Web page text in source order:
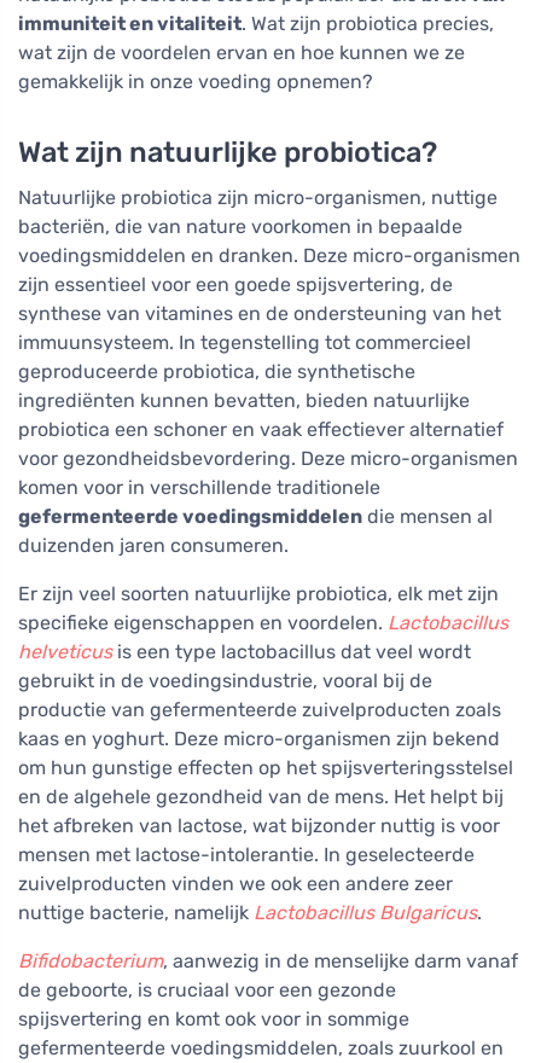
immuniteit en vitaliteit. Wat zijn probiotica precies,
wat zijn de voordelen ervan en hoe kunnen we ze
gemakkelijk in onze voeding opnemen?
Wat zijn natuurlijke probiotica?
Natuurlijke probiotica zijn micro-organismen, nuttige
bacteriën, die van nature voorkomen in bepaalde
voedingsmiddelen en dranken. Deze micro-organismen
zijn essentieel voor een goede spijsvertering, de
synthese van vitamines en de ondersteuning van het
immuunsysteem. In tegenstelling tot commercieel
geproduceerde probiotica, die synthetische
ingrediënten kunnen bevatten, bieden natuurlijke
probiotica een schoner en vaak effectiever alternatief
voor gezondheidsbevordering. Deze micro-organismen
komen voor in verschillende traditionele
gefermenteerde voedingsmiddelen die mensen al
duizenden jaren consumeren.
Er zijn veel soorten natuurlijke probiotica, elk met zijn
specifieke eigenschappen en voordelen. Lactobacillus
helveticusis een type lactobacillus dat veel wordt
gebruikt in de voedingsindustrie, vooral bij de
productie van gefermenteerde zuivelproducten zoals
kaas en yoghurt. Deze micro-organismen zijn bekend
om hun gunstige effecten op het spijsverteringsstelsel
en de algehele gezondheid van de mens. Het helpt bij
het afbreken van lactose, wat bijzonder nuttig is voor
mensen met lactose-intolerantie. In geselecteerde
zuivelproducten vinden we ook een andere zeer
nuttige bacterie, namelijk Lactobacillus Bulgaricus.
Bifidobacterium, aanwezig in de menselijke darm vanaf
de geboorte, is cruciaal voor een gezonde
spijsvertering en komt ook voor in sommige
gefermenteerde voedingsmiddelen, zoals zuurkool en